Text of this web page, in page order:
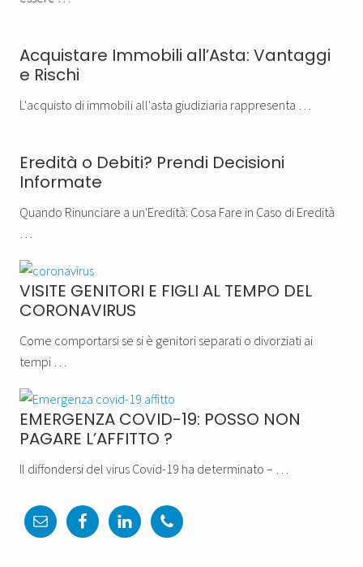
Acquistare Immobili all’Asta: Vantaggi
e Rischi
L'acquisto di immobili all'asta giudiziaria rappresenta …
Eredità o Debiti? Prendi Decisioni
Informate
Quando Rinunciare a un'Eredità: Cosa Fare in Caso di Eredità
…
VISITE GENITORI E FIGLI AL TEMPO DEL
CORONAVIRUS
Come comportarsi se si è genitori separati o divorziati ai
tempi …
EMERGENZA COVID-19: POSSO NON
PAGARE L’AFFITTO ?
Il diffondersi del virus Covid-19 ha determinato – …